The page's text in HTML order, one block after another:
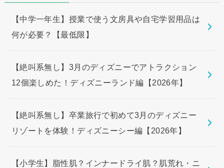
【中学一年生】授業で使う文房具や自宅学習用品は
何が必要？【最低限】
【絶叫系無し】3月のディズニーでアトラクション
12個楽しめた！ディズニーランド編【2026年】
【絶叫系無し】卒業旅行で初めて3月のディズニー
リゾートを体験！ディズニーシー編【2026年】
【小学生】脂性肌？インナードライ肌？肌荒れ・ニ